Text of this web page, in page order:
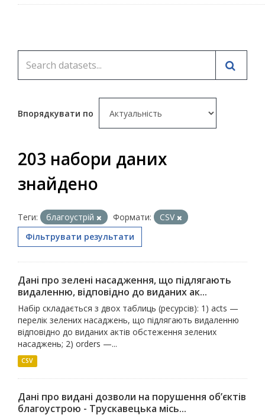
Впорядкувати по
203 набори даних
знайдено
Теги: благоустрій Формати:
CSV
Фільтрувати результати
Дані про зелені насадження, що підлягають
видаленню, відповідно до виданих ак...
Набір складається з двох таблиць (ресурсів): 1) acts —
перелік зелених насаджень, що підлягають видаленню
відповідно до виданих актів обстеження зелених
насаджень; 2) orders —...
CSV
Дані про видані дозволи на порушення об’єктів
благоустрою - Трускавецька місь...